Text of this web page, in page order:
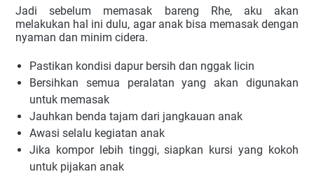
Jadi sebelum memasak bareng Rhe, aku akan
melakukan hal ini dulu, agar anak bisa memasak dengan
nyaman dan minim cidera.
Pastikan kondisi dapur bersih dan nggak licin
Bersihkan semua peralatan yang akan digunakan
untuk memasak
Jauhkan benda tajam dari jangkauan anak
Awasi selalu kegiatan anak
Jika kompor lebih tinggi, siapkan kursi yang kokoh
untuk pijakan anak